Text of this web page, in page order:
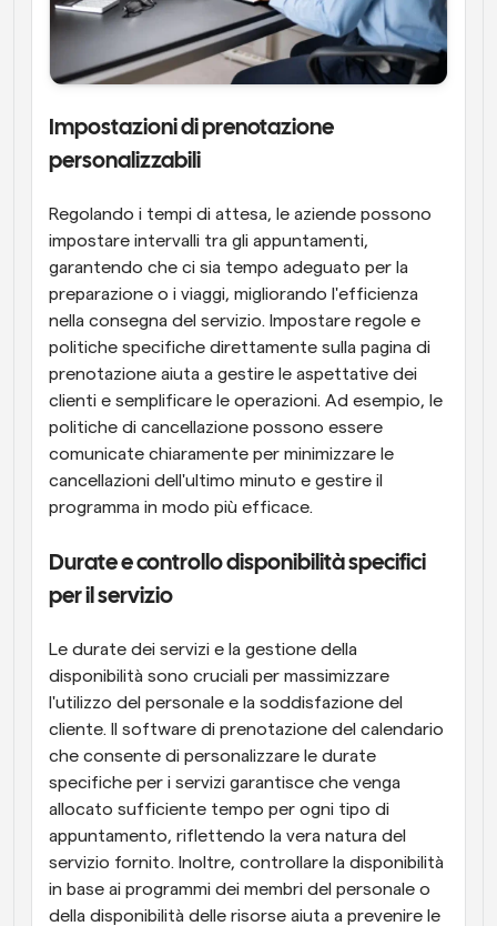
Impostazioni di prenotazione
personalizzabili
Regolando i tempi di attesa, le aziende possono
impostare intervalli tra gli appuntamenti,
garantendo che ci sia tempo adeguato per la
preparazione o i viaggi, migliorando l'efficienza
nella consegna del servizio. Impostare regole e
politiche specifiche direttamente sulla pagina di
prenotazione aiuta a gestire le aspettative dei
clienti e semplificare le operazioni. Ad esempio, le
politiche di cancellazione possono essere
comunicate chiaramente per minimizzare le
cancellazioni dell'ultimo minuto e gestire il
programma in modo più efficace.
Durate e controllo disponibilità specifici
per il servizio
Le durate dei servizi e la gestione della
disponibilità sono cruciali per massimizzare
l'utilizzo del personale e la soddisfazione del
cliente. Il software di prenotazione del calendario
che consente di personalizzare le durate
specifiche per i servizi garantisce che venga
allocato sufficiente tempo per ogni tipo di
appuntamento, riflettendo la vera natura del
servizio fornito. Inoltre, controllare la disponibilità
in base ai programmi dei membri del personale o
della disponibilità delle risorse aiuta a prevenire le